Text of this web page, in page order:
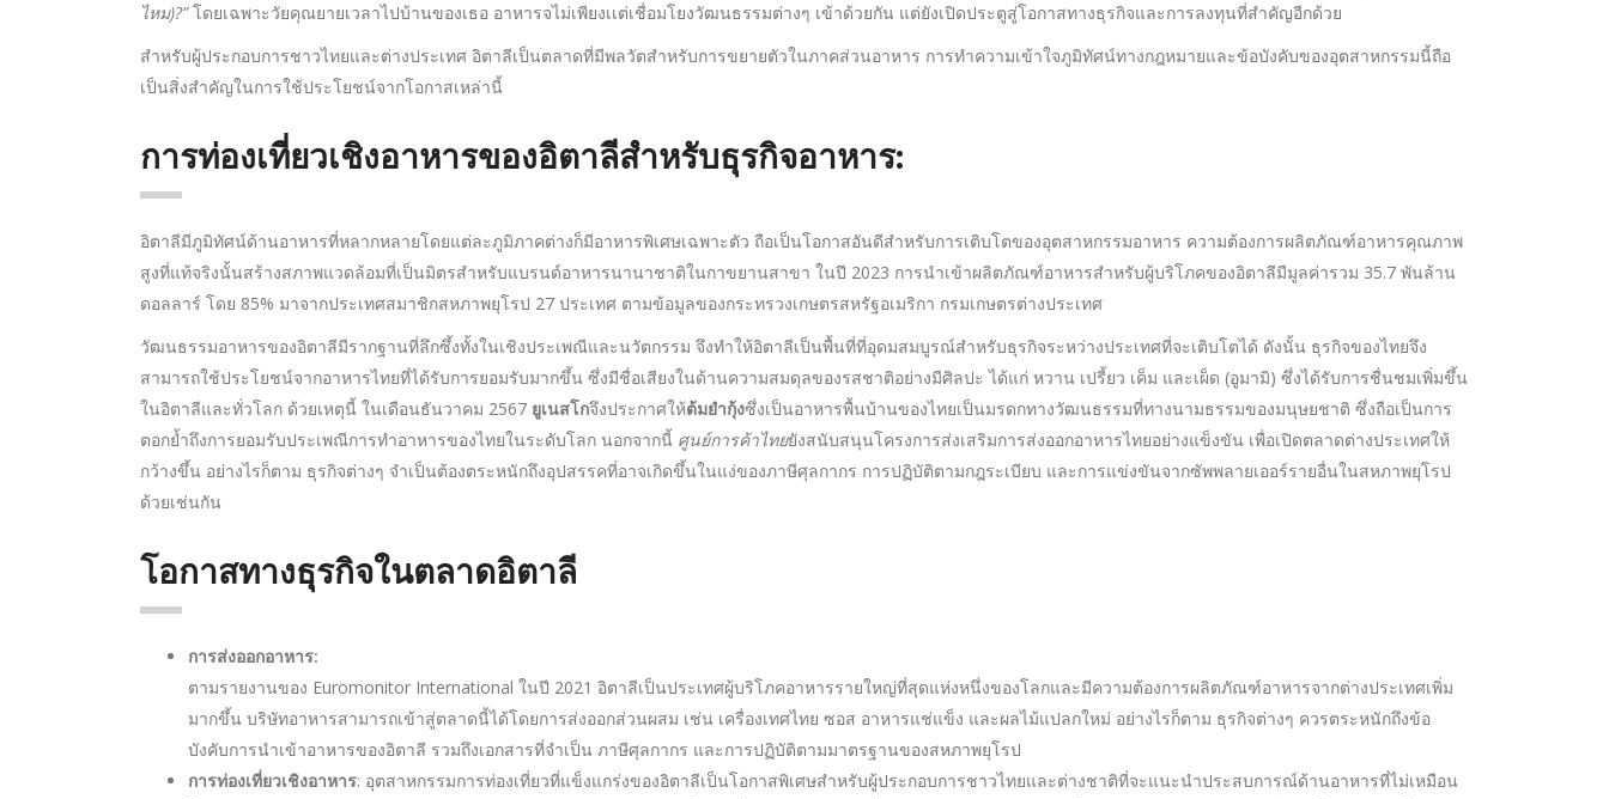
ไหม)?”โดยเฉพาะวัยคุณยายเวลาไปบ้านของเธอ อาหารจไม่เพียงเเต่เชื่อมโยงวัฒนธรรมต่างๆ เข้าด้วยกัน แต่ยังเปิดประตูสู่โอกาสทางธุรกิจและการลงทุนที่สำคัญอีกด้วย
สำหรับผู้ประกอบการชาวไทยและต่างประเทศ อิตาลีเป็นตลาดที่มีพลวัตสำหรับการขยายตัวในภาคส่วนอาหาร การทำความเข้าใจภูมิทัศน์ทางกฎหมายและข้อบังคับของอุตสาหกรรมนี้ถือ
เป็นสิ่งสำคัญในการใช้ประโยชน์จากโอกาสเหล่านี้
การท่องเที่ยวเชิงอาหารของอิตาลีสำหรับธุรกิจอาหาร:
อิตาลีมีภูมิทัศน์ด้านอาหารที่หลากหลายโดยแต่ละภูมิภาคต่างก็มีอาหารพิเศษเฉพาะตัว ถือเป็นโอกาสอันดีสำหรับการเติบโตของอุตสาหกรรมอาหาร ความต้องการผลิตภัณฑ์อาหารคุณภาพ
สูงที่แท้จริงนั้นสร้างสภาพแวดล้อมที่เป็นมิตรสำหรับแบรนด์อาหารนานาชาติในกาขยานสาขา ในปี 2023 การนำเข้าผลิตภัณฑ์อาหารสำหรับผู้บริโภคของอิตาลีมีมูลค่ารวม 35.7 พันล้าน
ดอลลาร์ โดย 85% มาจากประเทศสมาชิกสหภาพยุโรป 27 ประเทศ ตามข้อมูลของกระทรวงเกษตรสหรัฐอเมริกา กรมเกษตรต่างประเทศ
วัฒนธรรมอาหารของอิตาลีมีรากฐานที่ลึกซึ้งทั้งในเชิงประเพณีและนวัตกรรม จึงทำให้อิตาลีเป็นพื้นที่ที่อุดมสมบูรณ์สำหรับธุรกิจระหว่างประเทศที่จะเติบโตได้ ดังนั้น ธุรกิจของไทยจึง
สามารถใช้ประโยชน์จากอาหารไทยที่ได้รับการยอมรับมากขึ้น ซึ่งมีชื่อเสียงในด้านความสมดุลของรสชาติอย่างมีศิลปะ ได้แก่ หวาน เปรี้ยว เค็ม และเผ็ด (อูมามิ) ซึ่งได้รับการชื่นชมเพิ่มขึ้น
ในอิตาลีและทั่วโลก ด้วยเหตุนี้ ในเดือนธันวาคม 2567 ยูเนสโกจึงประกาศให้ต้มยำกุ้งซึ่งเป็นอาหารพื้นบ้านของไทยเป็นมรดกทางวัฒนธรรมที่ทางนามธรรมของมนุษยชาติ ซึ่งถือเป็นการ
ตอกย้ำถึงการยอมรับประเพณีการทำอาหารของไทยในระดับโลก นอกจากนี้ ศูนย์การค้าไทยยังสนับสนุนโครงการส่งเสริมการส่งออกอาหารไทยอย่างแข็งขัน เพื่อเปิดตลาดต่างประเทศให้
กว้างขึ้น อย่างไรก็ตาม ธุรกิจต่างๆ จำเป็นต้องตระหนักถึงอุปสรรคที่อาจเกิดขึ้นในแง่ของภาษีศุลกากร การปฏิบัติตามกฎระเบียบ และการแข่งขันจากซัพพลายเออร์รายอื่นในสหภาพยุโรป
ด้วยเช่นกัน
โอกาสทางธุรกิจในตลาดอิตาลี
การส่งออกอาหาร:
ตามรายงานของ Euromonitor International ในปี 2021 อิตาลีเป็นประเทศผู้บริโภคอาหารรายใหญ่ที่สุดแห่งหนึ่งของโลกและมีความต้องการผลิตภัณฑ์อาหารจากต่างประเทศเพิ่ม
มากขึ้น บริษัทอาหารสามารถเข้าสู่ตลาดนี้ได้โดยการส่งออกส่วนผสม เช่น เครื่องเทศไทย ซอส อาหารแช่แข็ง และผลไม้แปลกใหม่ อย่างไรก็ตาม ธุรกิจต่างๆ ควรตระหนักถึงข้อ
บังคับการนำเข้าอาหารของอิตาลี รวมถึงเอกสารที่จำเป็น ภาษีศุลกากร และการปฏิบัติตามมาตรฐานของสหภาพยุโรป
การท่องเที่ยวเชิงอาหาร: อุตสาหกรรมการท่องเที่ยวที่แข็งแกร่งของอิตาลีเป็นโอกาสพิเศษสำหรับผู้ประกอบการชาวไทยและต่างชาติที่จะแนะนำประสบการณ์ด้านอาหารที่ไม่เหมือน